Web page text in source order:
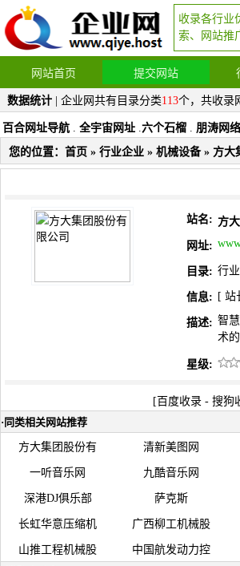
收录各行业
索、网站推
网站首页 提交网站
数据统计 | 企业网共有目录分类113个，共收录
百合网址导航 . 全宇宙网址 .六个石榴 . 朋涛网络
您的位置： 首页 » 行业企业 » 机械设备» 方大
站名: 方
网址:
目录: 行
信息: [ 站
描述: 智
术
星级:
[ 百度收录 - 搜狗
· 同类相关网站推荐
方大集团股份有 清新美图网
一听音乐网 九酷音乐网
深港DJ俱乐部 萨克斯
长虹华意压缩机 广西柳工机械股
山推工程机械股 中国航发动力控